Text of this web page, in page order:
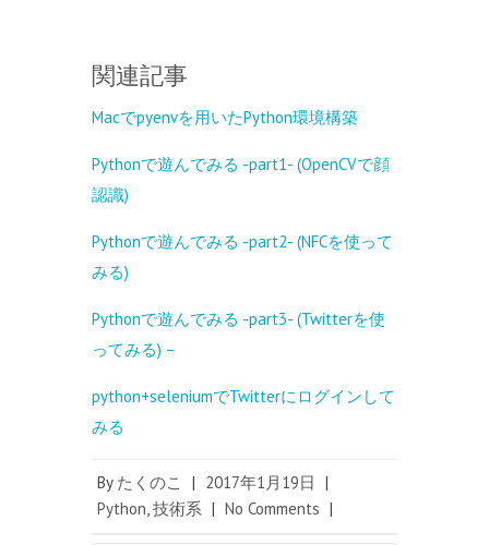
関連記事
Macでpyenvを用いたPython環境構築
Pythonで遊んでみる -part1- (OpenCVで顔
認識)
Pythonで遊んでみる -part2- (NFCを使って
みる)
Pythonで遊んでみる -part3- (Twitterを使
ってみる) –
python+seleniumでTwitterにログインして
みる
By たくのこ | 2017年1月19日 |
Python 技術系 | No Comments |